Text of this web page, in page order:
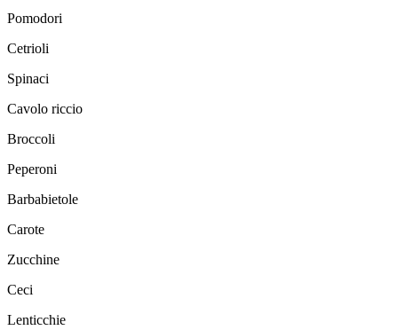
Pomodori
Cetrioli
Spinaci
Cavolo riccio
Broccoli
Peperoni
Barbabietole
Carote
Zucchine
Ceci
Lenticchie